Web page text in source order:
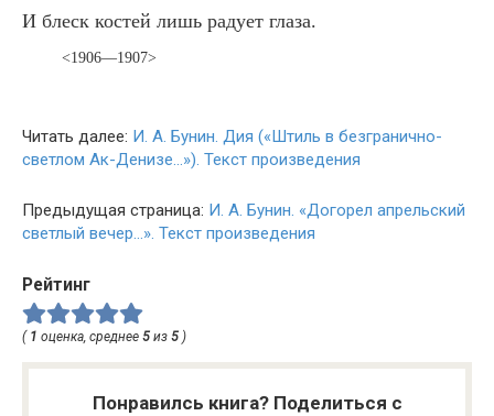
И блеск костей лишь радует глаза.
<1906—1907>
Читать далее: И. А. Бунин. Дия («Штиль в безгранично-
светлом Ак-Денизе…»). Текст произведения
Предыдущая страница: И. А. Бунин. «Догорел апрельский
светлый вечер…». Текст произведения
Рейтинг
( 1 оценка, среднее 5 из 5 )
Понравилсь книга? Поделиться с